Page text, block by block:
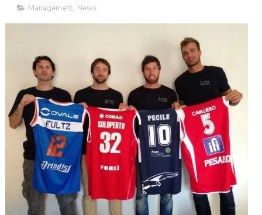
Management, News